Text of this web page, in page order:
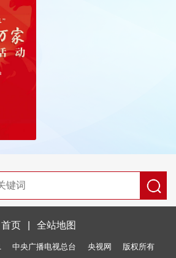
首页 全站地图
中央广播电视总台 央视网 版权所有